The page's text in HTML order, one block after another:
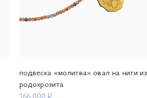
подвеска «молитва» овал на нити из
родохрозита
166 000 ₽